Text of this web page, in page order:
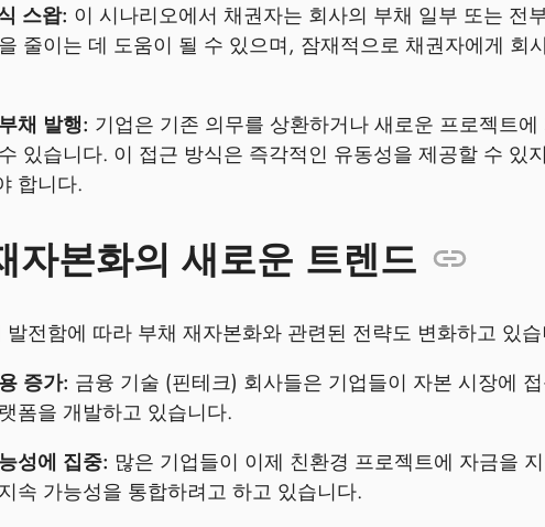
스왑: 이 시나리오에서 채권자는 회사의 부채 일부 또는 전
줄이는 데 도움이 될 수 있으며, 잠재적으로 채권자에게 회
채 발행: 기업은 기존 의무를 상환하거나 새로운 프로젝트
있습니다. 이 접근 방식은 즉각적인 유동성을 제공할 수 있
합니다.
자본화의 새로운 트렌드
발전함에 따라 부채 재자본화와 관련된 전략도 변화하고 있
증가: 금융 기술 (핀테크) 회사들은 기업들이 자본 시장에
폼을 개발하고 있습니다.
성에 집중: 많은 기업들이 이제 친환경 프로젝트에 자금을
속 가능성을 통합하려고 하고 있습니다.